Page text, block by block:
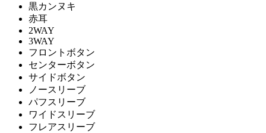
黒カンヌキ
赤耳
2WAY
3WAY
フロントボタン
センターボタン
サイドボタン
ノースリーブ
パフスリーブ
ワイドスリーブ
フレアスリーブ